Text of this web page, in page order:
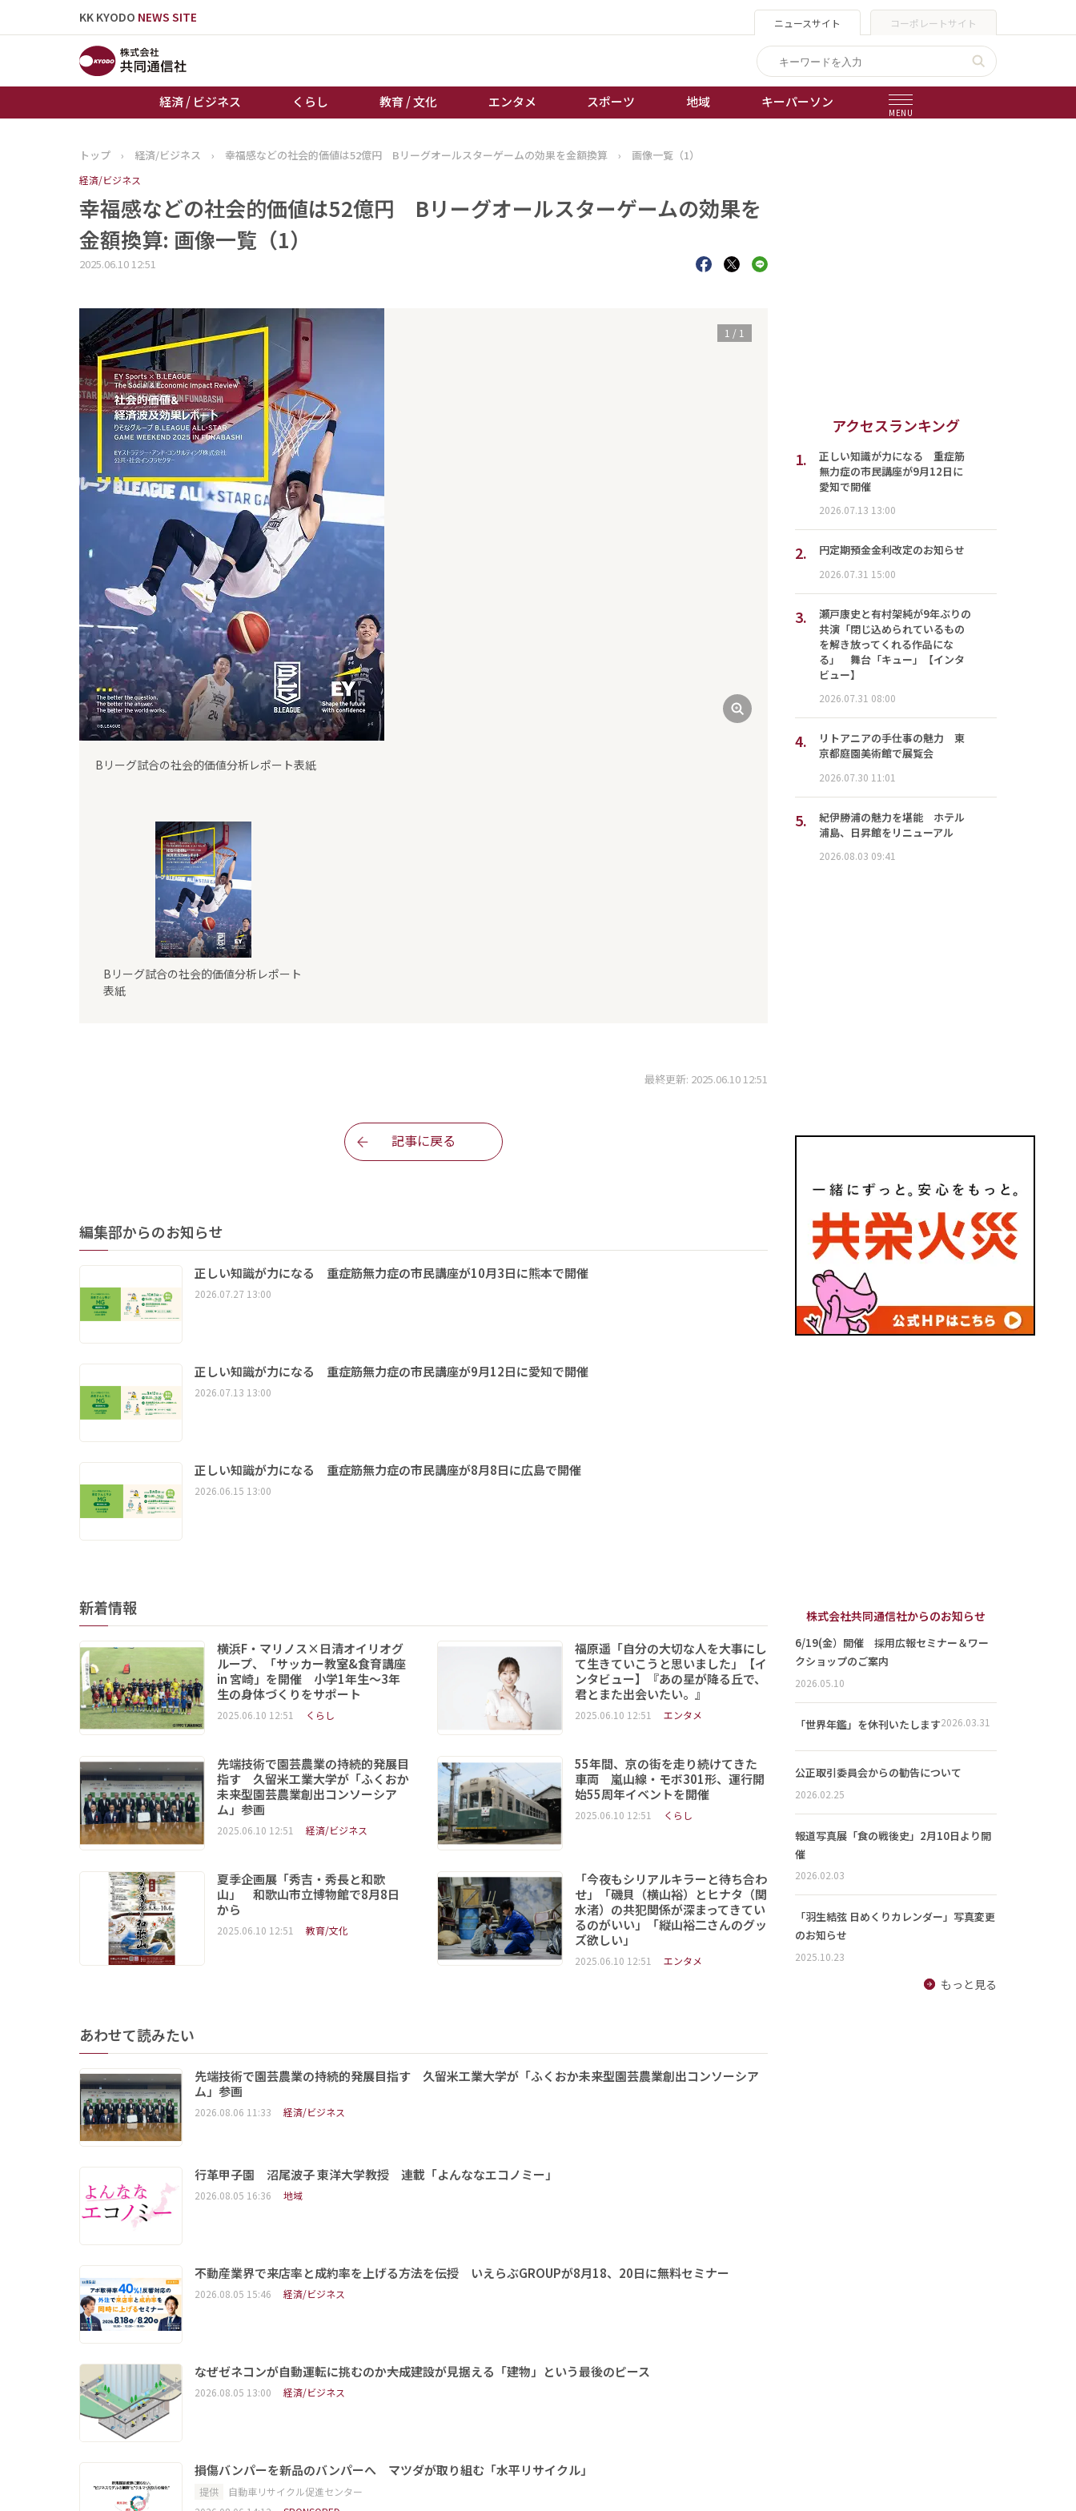
KK KYODO NEWS SITE ニュースサイト コーポレートサイト
経済 / ビジネス くらし 教育 / 文化 エンタメ スポーツ 地域 キーパーソン
MENU
トップページ
経済 / ビジネス
教育 / 文化
キーパーソン
誰もが輝いて働く社会へ
オートレース
トップ › 経済/ビジネス › 幸福感などの社会的価値は52億円 Bリーグオールスターゲームの効果を金額換算 › 画像一覧（1）
経済/ビジネス
幸福感などの社会的価値は52億円 Bリーグオールスターゲームの効果を
金額換算: 画像一覧（1）
2025.06.10 12:51
Bリーグ試合の社会的価値分析レポート表紙
1 / 1
Bリーグ試合の社会的価値分析レポート
表紙
最終更新: 2025.06.10 12:51
記事に戻る
編集部からのお知らせ
正しい知識が力になる 重症筋無力症の市民講座が10月3日に熊本で開催
2026.07.27 13:00
正しい知識が力になる 重症筋無力症の市民講座が9月12日に愛知で開催
2026.07.13 13:00
正しい知識が力になる 重症筋無力症の市民講座が8月8日に広島で開催
2026.06.15 13:00
新着情報
横浜F・マリノス×日清オイリオグ
ループ、「サッカー教室&食育講座
in 宮崎」を開催 小学1年生～3年
生の身体づくりをサポート
2025.06.10 12:51 くらし
福原遥「自分の大切な人を大事にし
て生きていこうと思いました」【イ
ンタビュー】『あの星が降る丘で、
君とまた出会いたい。』
2025.06.10 12:51 エンタメ
先端技術で園芸農業の持続的発展目
指す 久留米工業大学が「ふくおか
未来型園芸農業創出コンソーシア
ム」参画
2025.06.10 12:51 経済/ビジネス
55年間、京の街を走り続けてきた
車両 嵐山線・モボ301形、運行開
始55周年イベントを開催
2025.06.10 12:51 くらし
夏季企画展「秀吉・秀長と和歌
山」 和歌山市立博物館で8月8日
から
2025.06.10 12:51 教育/文化
「今夜もシリアルキラーと待ち合わ
せ」「磯貝（横山裕）とヒナタ（関
水渚）の共犯関係が深まってきてい
るのがいい」「縦山裕二さんのグッ
ズ欲しい」
2025.06.10 12:51 エンタメ
あわせて読みたい
先端技術で園芸農業の持続的発展目指す 久留米工業大学が「ふくおか未来型園芸農業創出コンソーシア
ム」参画
2026.08.06 11:33 経済/ビジネス
行革甲子園 沼尾波子 東洋大学教授 連載「よんななエコノミー」
2026.08.05 16:36 地域
不動産業界で来店率と成約率を上げる方法を伝授 いえらぶGROUPが8月18、20日に無料セミナー
2026.08.05 15:46 経済/ビジネス
なぜゼネコンが自動運転に挑むのか――大成建設が見据える「建物」という最後のピース
2026.08.05 13:00 経済/ビジネス
損傷バンパーを新品のバンパーへ マツダが取り組む「水平リサイクル」
提供
自動車リサイクル促進センター
アクセスランキング
1.
正しい知識が力になる 重症筋
無力症の市民講座が9月12日に
愛知で開催
2026.07.13 13:00
2. 円定期預金金利改定のお知らせ
2026.07.31 15:00
3.
瀬戸康史と有村架純が9年ぶりの
共演「閉じ込められているもの
を解き放ってくれる作品にな
る」 舞台「キュー」【インタ
ビュー】
2026.07.31 08:00
4.
リトアニアの手仕事の魅力 東
京都庭園美術館で展覧会
2026.07.30 11:01
5.
紀伊勝浦の魅力を堪能 ホテル
浦島、日昇館をリニューアル
2026.08.03 09:41
株式会社共同通信社からのお知らせ
6/19(金）開催 採用広報セミナー＆ワー
クショップのご案内
2026.05.10
「世界年鑑」を休刊いたします2026.03.31
公正取引委員会からの勧告について
2026.02.25
報道写真展「食の戦後史」2月10日より開
催
2026.02.03
「羽生結弦 日めくりカレンダー」写真変更
のお知らせ
2025.10.23
もっと見る